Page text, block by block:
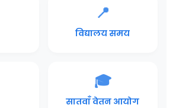
📍
विद्यालय समय
🎓
सातवाँ वेतन आयोग